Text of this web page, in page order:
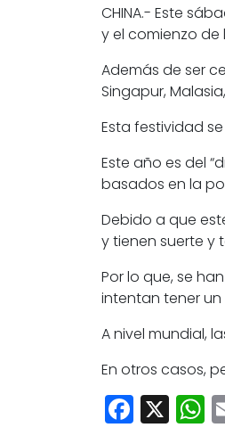
CHINA.- Este
y el comienzo de
Además de ser
Singapur,
Esta festividad
Este año es del
basados en la
Debido a que
y tienen suerte y
Por lo que, se
intentan tener un
A nivel mundial,
En otros casos,
X